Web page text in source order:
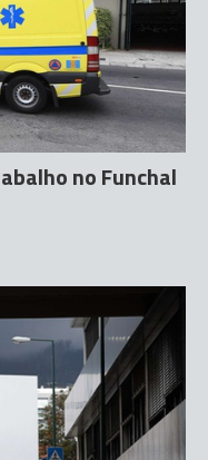
no Funchal